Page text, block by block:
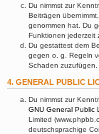
Du nimmst zur
Beiträgen
genommen hat. Du
Funktionen jederzeit
Du gestattest dem
gegen o. g. Regeln
Schaden zuzufügen.
4. GENERAL PUBLIC
Du nimmst zur
GNU General Public
Limited
deutschsprachige